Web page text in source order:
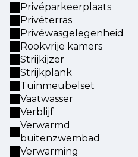
Privéparkeerplaats
Privéterras
Privéwasgelegenheid
Rookvrije kamers
Strijkijzer
Strijkplank
Tuinmeubelset
Vaatwasser
Verblijf
Verwarmd
buitenzwembad
Verwarming